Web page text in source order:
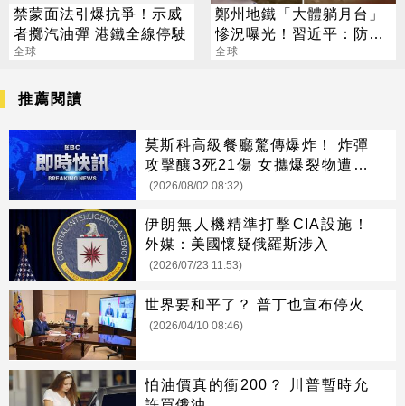
禁蒙面法引爆抗爭！示威
者擲汽油彈 港鐵全線停駛
全球
鄭州地鐵「大體躺月台」
慘況曝光！習近平：防大
災後有大疫
全球
推薦閱讀
莫斯科高級餐廳驚傳爆炸！ 炸彈
攻擊釀3死21傷 女攜爆裂物遭攔
引爆
(2026/08/02 08:32)
伊朗無人機精準打擊CIA設施！
外媒：美國懷疑俄羅斯涉入
(2026/07/23 11:53)
世界要和平了？ 普丁也宣布停火
(2026/04/10 08:46)
怕油價真的衝200？ 川普暫時允